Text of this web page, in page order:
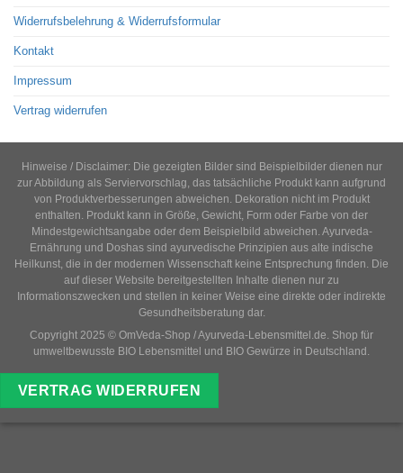
Widerrufsbelehrung & Widerrufsformular
Kontakt
Impressum
Vertrag widerrufen
Hinweise / Disclaimer: Die gezeigten Bilder sind Beispielbilder dienen nur
zur Abbildung als Serviervorschlag, das tatsächliche Produkt kann aufgrund
von Produktverbesserungen abweichen. Dekoration nicht im Produkt
enthalten. Produkt kann in Größe, Gewicht, Form oder Farbe von der
Mindestgewichtsangabe oder dem Beispielbild abweichen. Ayurveda-
Ernährung und Doshas sind ayurvedische Prinzipien aus alte indische
Heilkunst, die in der modernen Wissenschaft keine Entsprechung finden. Die
auf dieser Website bereitgestellten Inhalte dienen nur zu
Informationszwecken und stellen in keiner Weise eine direkte oder indirekte
Gesundheitsberatung dar.
Copyright 2025 © OmVeda-Shop / Ayurveda-Lebensmittel.de. Shop für
umweltbewusste BIO Lebensmittel und BIO Gewürze in Deutschland.
VERTRAG WIDERRUFEN